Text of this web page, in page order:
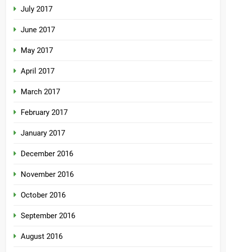
July 2017
June 2017
May 2017
April 2017
March 2017
February 2017
January 2017
December 2016
November 2016
October 2016
September 2016
August 2016